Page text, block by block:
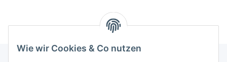
Wie wir Cookies & Co nutzen